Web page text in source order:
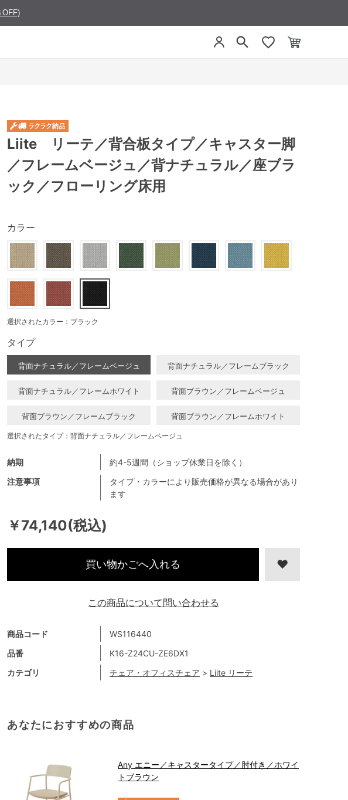
OFF)
Liite リーテ／背合板タイプ／キャスター脚
／フレームベージュ／背ナチュラル／座ブラ
ック／フローリング床用
￥74,140(税込)
商品コード
WS116440
品番
K16-Z24CU-ZE6DX1
カテゴリ
チェア・オフィスチェア > Liite リーテ
注意事項
タイプ・カラーにより販売価格が異なる場合があり
ます
納期 約4-5週間（ショップ休業日を除く）
カラー
選択されたカラー：ブラック
タイプ
背面ナチュラル／フレームベージュ 背面ナチュラル／フレームブラック
背面ナチュラル／フレームホワイト 背面ブラウン／フレームベージュ
背面ブラウン／フレームブラック 背面ブラウン／フレームホワイト
選択されたタイプ：背面ナチュラル／フレームベージュ
買い物かごへ入れる
あなたにおすすめの商品
Any エニー／キャスタータイプ／肘付き／ホワイ
トブラウン
この商品について問い合わせる